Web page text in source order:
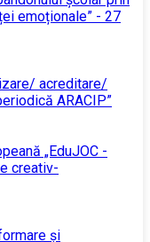
emoționale” - 27
acreditare/
ARACIP”
„EduJOC -
creativ-
și